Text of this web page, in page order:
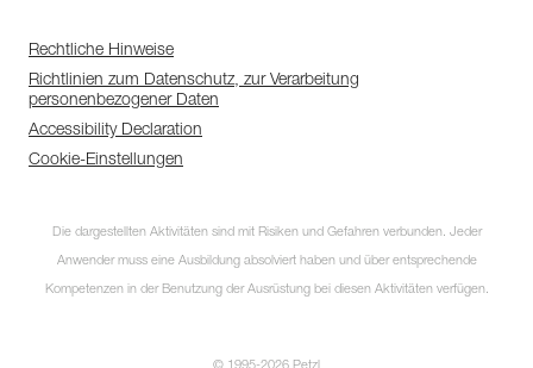
Rechtliche Hinweise
Richtlinien zum Datenschutz, zur Verarbeitung
personenbezogener Daten
Accessibility Declaration
Cookie-Einstellungen
Die dargestellten Aktivitäten sind mit Risiken und Gefahren verbunden. Jeder
Anwender muss eine Ausbildung absolviert haben und über entsprechende
Kompetenzen in der Benutzung der Ausrüstung bei diesen Aktivitäten verfügen.